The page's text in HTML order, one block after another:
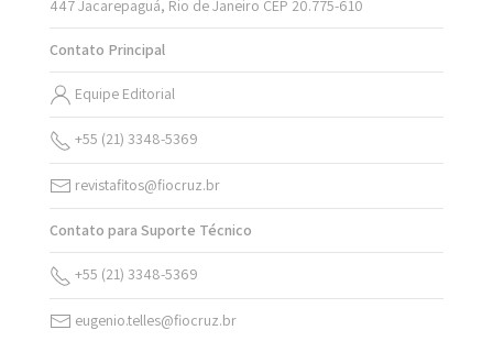
447 Jacarepaguá, Rio de Janeiro CEP 20.775-610
Contato Principal
Equipe Editorial
+55 (21) 3348-5369
revistafitos@fiocruz.br
Contato para Suporte Técnico
+55 (21) 3348-5369
eugenio.telles@fiocruz.br